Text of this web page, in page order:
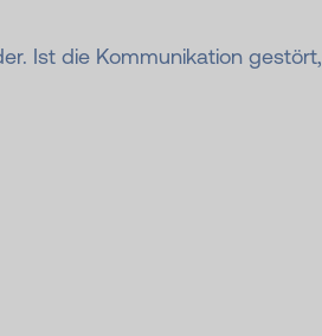
Ist die Kommunikation gestört,